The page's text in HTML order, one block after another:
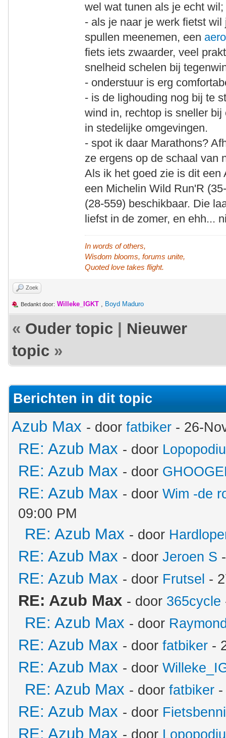
wel wat tunen als je echt wil;
- als je naar je werk fietst
spullen meenemen, een
fiets iets zwaarder, veel
snelheid schelen bij
- onderstuur is erg
- is de lighouding nog bij te
wind in, rechtop is sneller
in stedelijke omgevingen.
- spot ik daar Marathons?
ze ergens op de schaal van
Als ik het goed zie is dit
een Michelin Wild Run'R
(28-559) beschikbaar. Die
liefst in de zomer, en ehh...
In words of others,
Wisdom blooms, forums unite,
Quoted love takes flight.
Zoek
Bedankt door: Willeke_IGKT , Boyd Maduro
« Ouder topic
Nieuwer
topic »
Berichten in dit topic
Azub Max - door fatbiker - 26-
RE: Azub Max - door
RE: Azub Max - door
RE: Azub Max - door Wim -de
09:00 PM
RE: Azub Max - door
RE: Azub Max - door Jeroen S
RE: Azub Max - door Frutsel -
RE: Azub Max - door 365cycle
RE: Azub Max - door
RE: Azub Max - door fatbiker -
RE: Azub Max - door
RE: Azub Max - door fatbiker
RE: Azub Max - door
RE: Azub Max - door